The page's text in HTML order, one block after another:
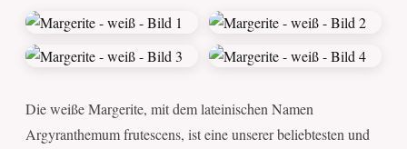
Die weiße Margerite, mit dem lateinischen Namen
Argyranthemum frutescens, ist eine unserer beliebtesten und